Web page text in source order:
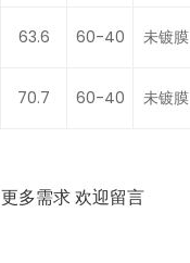
63.6 60-40 未镀膜
70.7 60-40 未镀膜
更多需求 欢迎留言